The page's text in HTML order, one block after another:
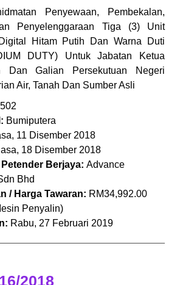
Penyewaan, Pembekalan,
Penyelenggaraan Tiga (3) Unit
Hitam Putih Dan Warna Duti
DUTY) Untuk Jabatan Ketua
Dan Galian Persekutuan Negeri
Air, Tanah Dan Sumber Asli
Bumiputera
11 Disember 2018
18 Disember 2018
Berjaya: Advance
Bhd
/ Harga Tawaran: RM34,992.00
Penyalin)
Rabu, 27 Februari 2019
2018